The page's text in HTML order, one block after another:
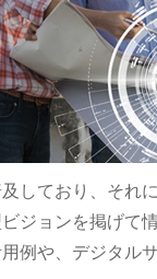
しており、それ
ジョンを掲げて
例や、デジタル